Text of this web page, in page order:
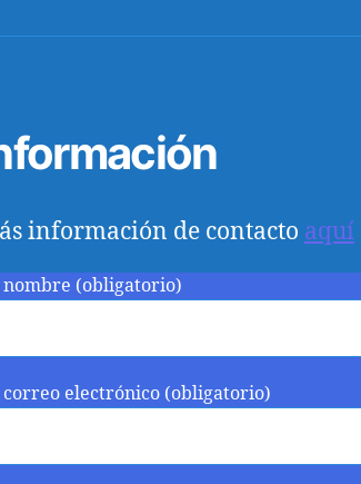
información de contacto aquí
nombre (obligatorio)
correo electrónico (obligatorio)